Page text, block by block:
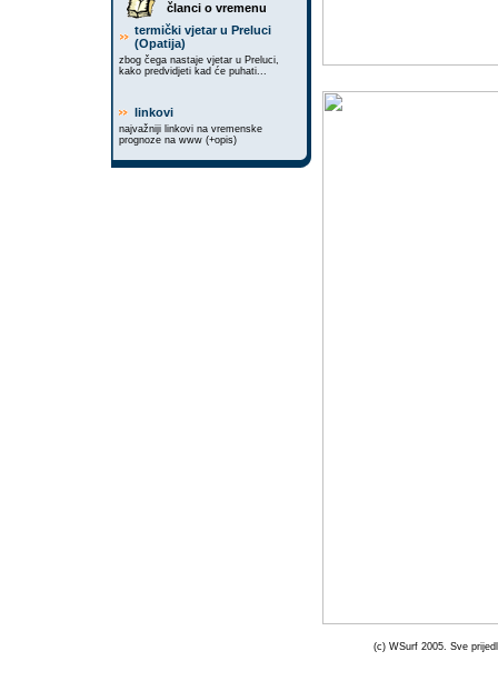
članci o vremenu
termički vjetar u Preluci
(Opatija)
zbog čega nastaje vjetar u Preluci,
kako predvidjeti kad će puhati...
linkovi
najvažniji linkovi na vremenske
prognoze na www (+opis)
(c) WSurf 2005. Sve